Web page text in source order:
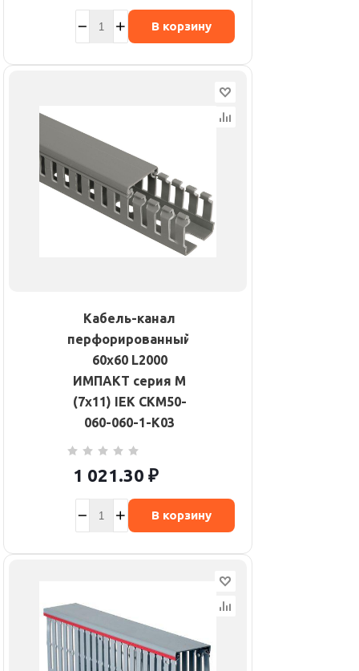
В корзину
Кабель-канал
перфорированный
60х60 L2000
ИМПАКТ серия М
(7х11) IEK CKM50-
060-060-1-K03
1 021.30 ₽
В корзину